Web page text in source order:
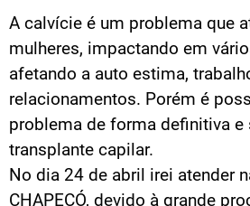
A calvície é um problema que
mulheres, impactando em
afetando a auto estima,
relacionamentos. Porém é
problema de forma definitiva e
transplante capilar.
No dia 24 de abril irei atender
CHAPECÓ, devido à grande